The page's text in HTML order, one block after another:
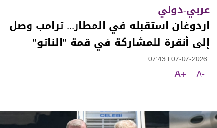
عربي-دولي
اردوغان استقبله في المطار... ترامب وصل
إلى أنقرة للمشاركة في قمة "الناتو"
07-07-2026
07:43
A-
A+